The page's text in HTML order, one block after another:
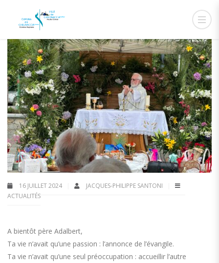
16 JUILLET 2024
JACQUES-PHILIPPE SANTONI
ACTUALITÉS
A bientôt père Adalbert,
Ta vie n’avait qu’une passion : l’annonce de l’évangile.
Ta vie n’avait qu’une seul préoccupation : accueillir l’autre